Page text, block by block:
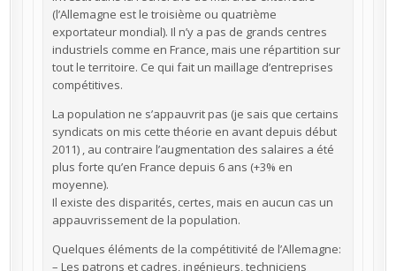
(l’Allemagne est le troisième ou quatrième
exportateur mondial). Il n’y a pas de grands centres
industriels comme en France, mais une répartition sur
tout le territoire. Ce qui fait un maillage d’entreprises
compétitives.
La population ne s’appauvrit pas (je sais que certains
syndicats on mis cette théorie en avant depuis début
2011) , au contraire l’augmentation des salaires a été
plus forte qu’en France depuis 6 ans (+3% en
moyenne).
Il existe des disparités, certes, mais en aucun cas un
appauvrissement de la population.
Quelques éléments de la compétitivité de l’Allemagne:
– Les patrons et cadres, ingénieurs, techniciens